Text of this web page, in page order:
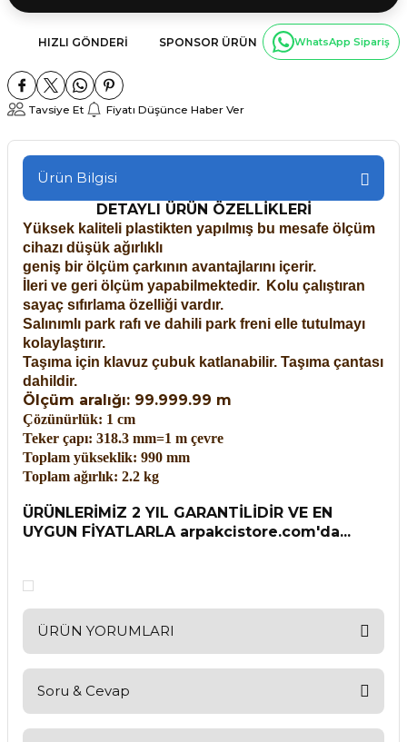
HIZLI GÖNDERI SPONSOR ÜRÜN WhatsApp Sipariş
Tavsiye Et Fiyatı Düşünce Haber Ver
Ürün Bilgisi
DETAYLI ÜRÜN ÖZELLİKLERİ
Yüksek kaliteli plastikten yapılmış bu mesafe ölçüm
cihazı düşük ağırlıklı
geniş bir ölçüm çarkının avantajlarını içerir.
İleri ve geri ölçüm yapabilmektedir. Kolu çalıştıran
sayaç sıfırlama özelliği vardır.
Salınımlı park rafı ve dahili park freni elle tutulmayı
kolaylaştırır.
Taşıma için klavuz çubuk katlanabilir. Taşıma çantası
dahildir.
Ölçüm aralığı: 99.999.99 m
Çözünürlük: 1 cm
Teker çapı: 318.3 mm=1 m çevre
Toplam yükseklik: 990 mm
Toplam ağırlık: 2.2 kg
ÜRÜNLERİMİZ 2 YIL GARANTİLİDİR VE EN
UYGUN FİYATLARLA arpakcistore.com'da...
ÜRÜN YORUMLARI
Bu ürüne ilk yorumu siz yapın!
Soru & Cevap